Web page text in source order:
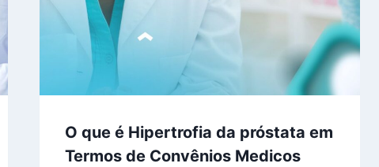
O que é Hipertrofia da próstata em
Termos de Convênios Medicos